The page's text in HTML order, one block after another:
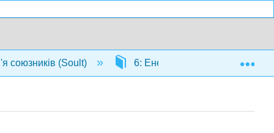
союзників (Soult) 6: Енергія та властивості